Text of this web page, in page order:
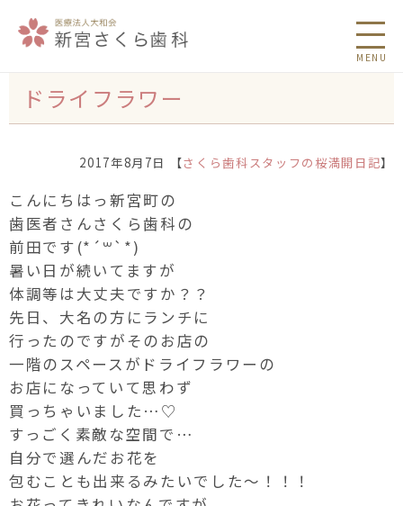
MENU
ドライフラワー
2017年8月7日 【さくら歯科スタッフの桜満開日記】
こんにちはっ新宮町の
歯医者さんさくら歯科の
前田です(*´꒳`*)
暑い日が続いてますが
体調等は大丈夫ですか？？
先日、大名の方にランチに
行ったのですがそのお店の
一階のスペースがドライフラワーの
お店になっていて思わず
買っちゃいました…♡
すっごく素敵な空間で…
自分で選んだお花を
包むことも出来るみたいでした〜！！！